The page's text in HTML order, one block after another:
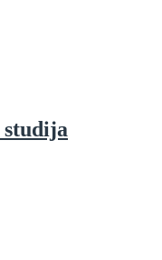
studija